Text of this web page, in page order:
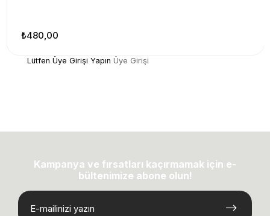
₺480,00
Lütfen Üye Girişi Yapın Üye Girişi
Kampanya ve fırsatları kaçırmamak için e-
bültenimize abone olun!